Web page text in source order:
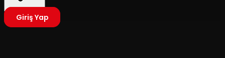
Giriş Yap